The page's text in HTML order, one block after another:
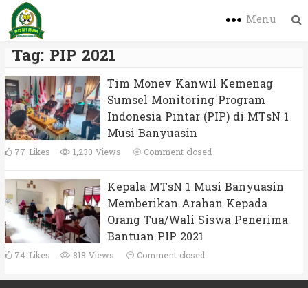
Menu
Tag: PIP 2021
Tim Monev Kanwil Kemenag
Sumsel Monitoring Program
Indonesia Pintar (PIP) di MTsN 1
Musi Banyuasin
77 Likes 1,230 Views Comment closed
Kepala MTsN 1 Musi Banyuasin
Memberikan Arahan Kepada
Orang Tua/Wali Siswa Penerima
Bantuan PIP 2021
74 Likes 818 Views Comment closed